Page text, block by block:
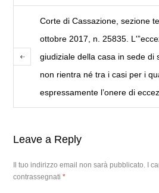
Corte di Cassazione, sezione
ottobre 2017, n. 25835.
giudiziale della casa in sede di
non rientra né tra i casi per i
espressamente l’onere di
Leave a Reply
Il tuo indirizzo email non sarà pubblicato.
I
contrassegnati*